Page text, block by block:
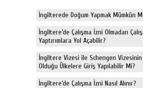
İngilterede Doğum Yapmak Mümkün
İngiltere’de Çalışma İzni Olmadan
Yaptırımlara Yol Açabilir?
İngiltere Vizesi ile Schengen Vizesinin
Olduğu Ülkelere Giriş Yapılabilir Mi?
İngiltere’de Çalışma İzni Nasıl Alınır?